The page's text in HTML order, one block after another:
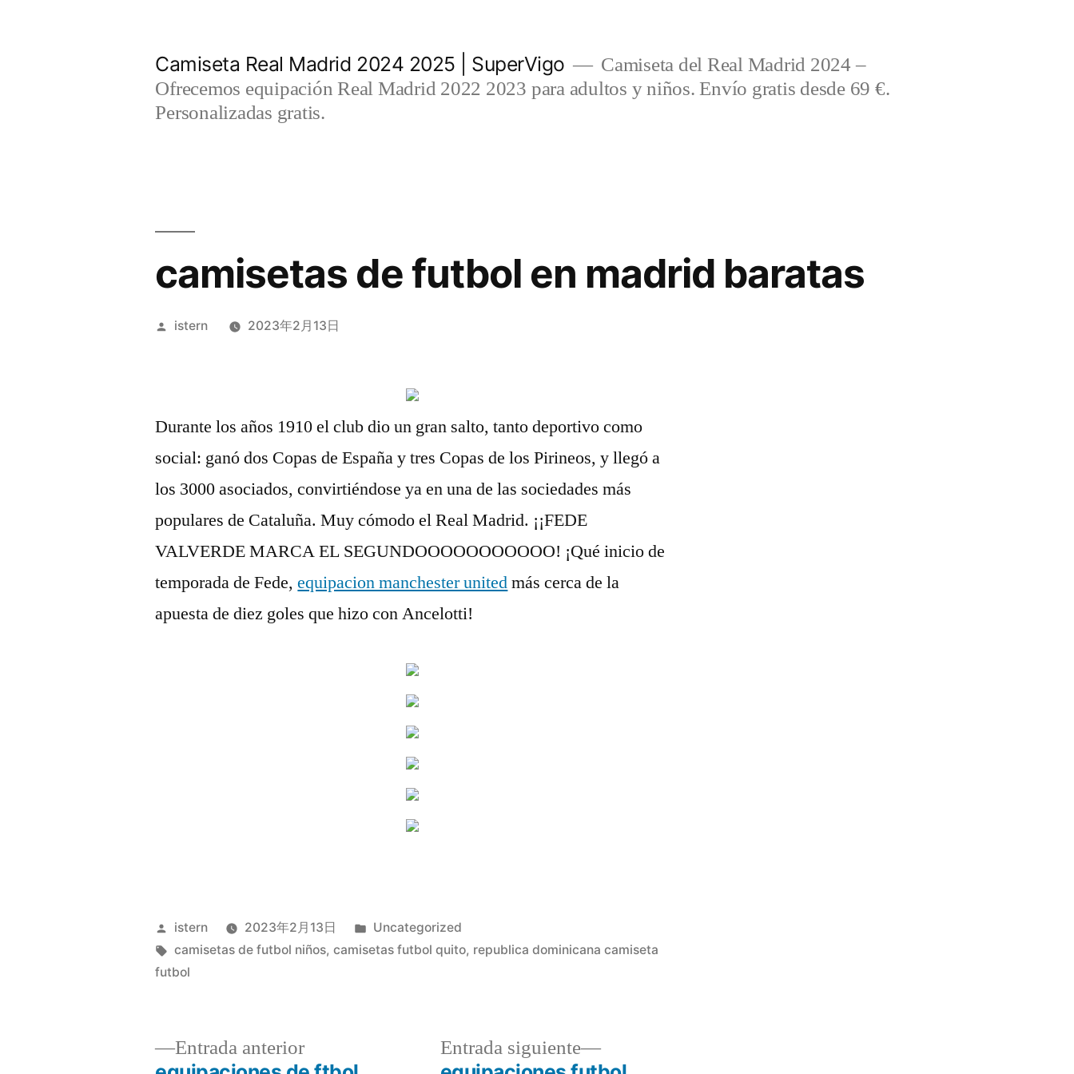
Camiseta Real Madrid 2024 2025 | SuperVigo
Camiseta del Real Madrid 2024 –
Ofrecemos equipación Real Madrid 2022 2023 para adultos y niños. Envío gratis desde 69 €.
Personalizadas gratis.
camisetas de futbol en madrid baratas
Publicado
istern 2023年2月13日
Durante los años 1910 el club dio un gran salto, tanto deportivo como
social: ganó dos Copas de España y tres Copas de los Pirineos, y llegó a
los 3000 asociados, convirtiéndose ya en una de las sociedades más
populares de Cataluña. Muy cómodo el Real Madrid. ¡¡FEDE
VALVERDE MARCA EL SEGUNDOOOOOOOOOOO! ¡Qué inicio de
temporada de Fede,equipacion manchester unitedmás cerca de la
apuesta de diez goles que hizo con Ancelotti!
Publicado
por
istern 2023年2月13日
Publicado
en
Uncategorized
Etiquetas:
camisetas de futbol niños,camisetas futbol quito, republica dominicana camiseta
futbol
Entrada anteriorEntrada
Entrada siguiente
Entrada